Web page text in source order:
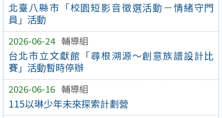
北臺八縣市「校園短影音徵選活動－情緒守門
員」活動
2026-06-24 輔導組
台北市立文獻館「尋根溯源～創意族譜設計比
賽」活動暫時停辦
2026-06-16 輔導組
115以琳少年未來探索計劃營